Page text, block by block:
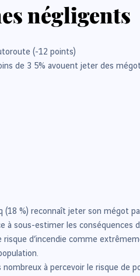
négligents
(-12 points)
de 3 5% avouent jeter des
(18 %) reconnaît jeter son mégot
à sous-estimer les conséquences
risque d’incendie comme
à percevoir le risque de